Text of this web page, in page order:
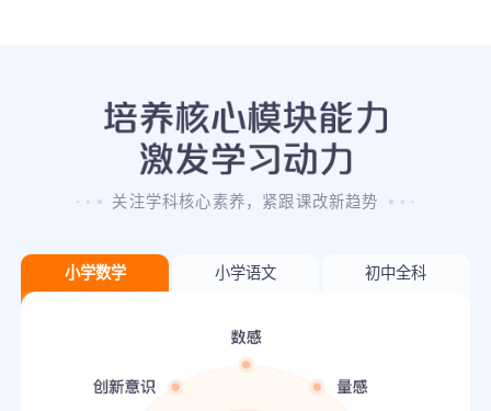
关注学科核心素养，紧跟课改新趋势
小学数学 小学语文 初中全科